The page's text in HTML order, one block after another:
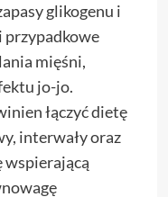
glikogenu i
przypadkowe
mięśni,
jo-jo.
łączyć dietę
interwały oraz
wspierającą